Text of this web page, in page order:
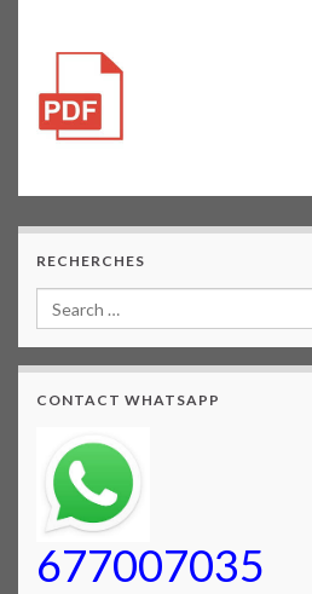
RECHERCHES
CONTACT WHATSAPP
677007035